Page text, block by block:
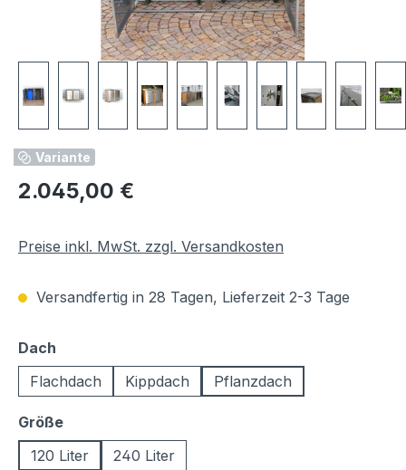
Variante
Regulärer Preis:
2.045,00 €
Preise inkl. MwSt. zzgl. Versandkosten
Versandfertig in 28 Tagen, Lieferzeit 2-3 Tage
Dach
Flachdach
Kippdach Pflanzdach
Größeauswählen
120 Liter
240 Liter